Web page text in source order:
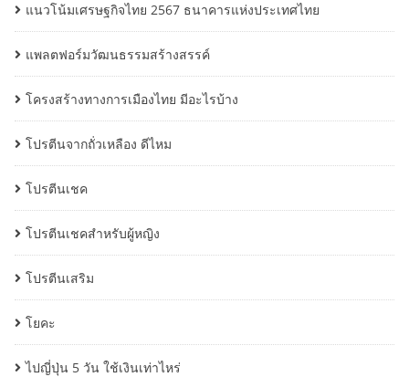
แนวโน้มเศรษฐกิจไทย 2567 ธนาคารแห่งประเทศไทย
แพลตฟอร์มวัฒนธรรมสร้างสรรค์
โครงสร้างทางการเมืองไทย มีอะไรบ้าง
โปรตีนจากถั่วเหลือง ดีไหม
โปรตีนเชค
โปรตีนเชคสำหรับผู้หญิง
โปรตีนเสริม
โยคะ
ไปญี่ปุ่น 5 วัน ใช้เงินเท่าไหร่